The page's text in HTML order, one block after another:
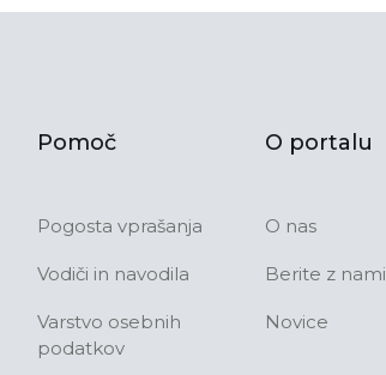
Pomoč
Pogosta vprašanja
Vodiči in navodila
Varstvo osebnih
podatkov
O portalu
O nas
Berite z nami
Novice